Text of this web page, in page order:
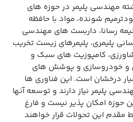
مهندسی پلیمر در حوزه های
شونده، مواد با حافظه
رسانا، داربست های مهندسی
پلیمری، پلیمرهای زیست تخریب
کامپوزیت های سبک و
و خودروسازی و پوشش های
درخشان است. این فناوری ها
پلیمر نیاز دارند و توسعه آنها
امکان پذیر نیست و فارغ
مقدم این تحولات قرار خواهند